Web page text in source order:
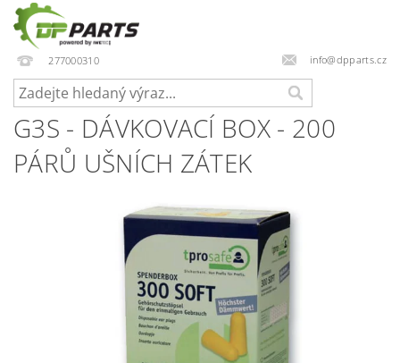
277000310 info@dpparts.cz
G3S - DÁVKOVACÍ BOX - 200
PÁRŮ UŠNÍCH ZÁTEK